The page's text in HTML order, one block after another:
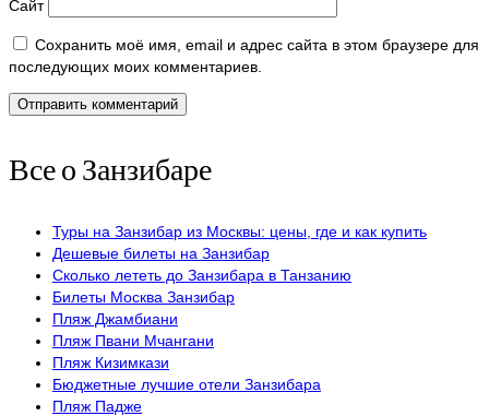
Сайт
Сохранить моё имя, email и адрес сайта в этом браузере для
последующих моих комментариев.
Все о Занзибаре
Туры на Занзибар из Москвы: цены, где и как купить
Дешевые билеты на Занзибар
Сколько лететь до Занзибара в Танзанию
Билеты Москва Занзибар
Пляж Джамбиани
Пляж Пвани Мчангани
Пляж Кизимкази
Бюджетные лучшие отели Занзибара
Пляж Падже